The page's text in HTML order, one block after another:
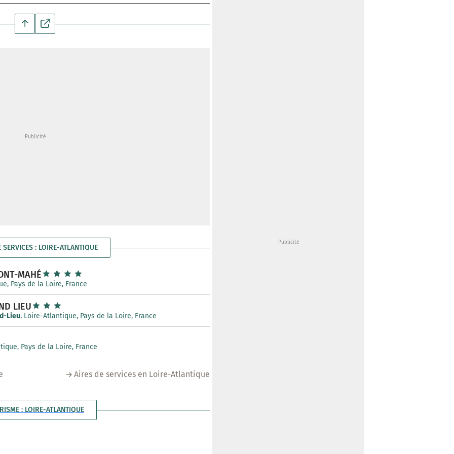
SERVICES : LOIRE-ATLANTIQUE
MAHÉ
Pays de la Loire, France
LIEU
Lieu, Loire-Atlantique, Pays de la Loire, France
Pays de la Loire, France
Aires de services en Loire-Atlantique
: LOIRE-ATLANTIQUE